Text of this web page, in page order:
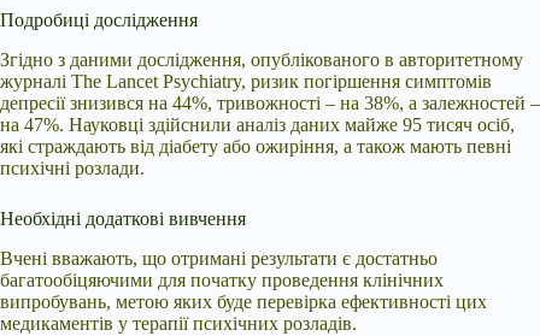
Подробиці дослідження
Згідно з даними дослідження, опублікованого в авторитетному
журналі The Lancet Psychiatry, ризик погіршення симптомів
депресії знизився на 44%, тривожності – на 38%, а залежностей –
на 47%. Науковці здійснили аналіз даних майже 95 тисяч осіб,
які страждають від діабету або ожиріння, а також мають певні
психічні розлади.
Необхідні додаткові вивчення
Вчені вважають, що отримані результати є достатньо
багатообіцяючими для початку проведення клінічних
випробувань, метою яких буде перевірка ефективності цих
медикаментів у терапії психічних розладів.